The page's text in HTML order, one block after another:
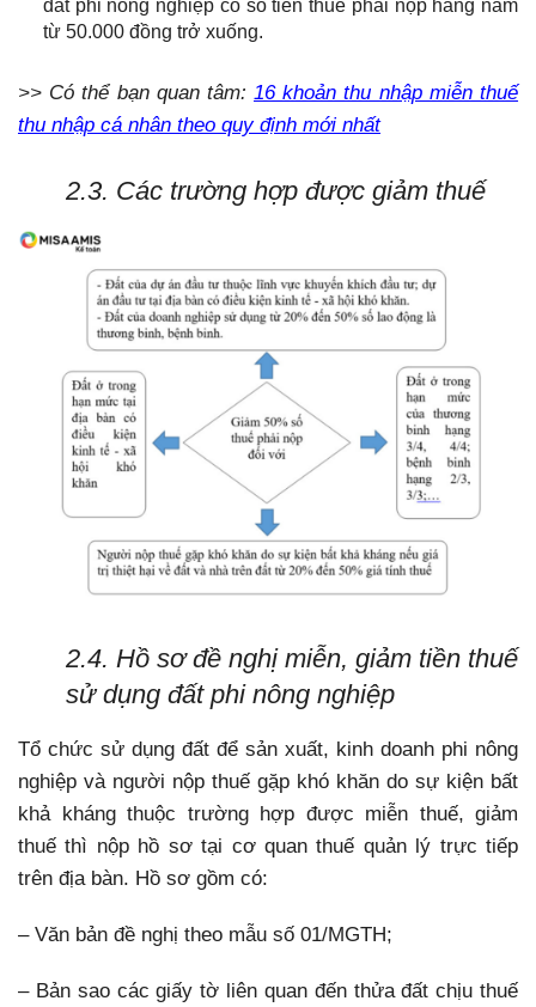
đất phi nông nghiệp có số tiền thuế phải nộp hằng năm
từ 50.000 đồng trở xuống.
>> Có thể bạn quan tâm: 16 khoản thu nhập miễn thuế
thu nhập cá nhân theo quy định mới nhất
2.3. Các trường hợp được giảm thuế
2.4. Hồ sơ đề nghị miễn, giảm tiền thuế
sử dụng đất phi nông nghiệp
Tổ chức sử dụng đất để sản xuất, kinh doanh phi nông
nghiệp và người nộp thuế gặp khó khăn do sự kiện bất
khả kháng thuộc trường hợp được miễn thuế, giảm
thuế thì nộp hồ sơ tại cơ quan thuế quản lý trực tiếp
trên địa bàn. Hồ sơ gồm có:
– Văn bản đề nghị theo mẫu số 01/MGTH;
– Bản sao các giấy tờ liên quan đến thửa đất chịu thuế